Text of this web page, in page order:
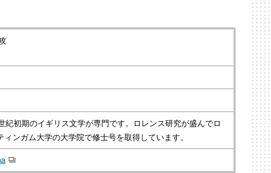
紀初期のイギリス文学が専門です。ロレンス研究が盛んでロ
ンガム大学の大学院で修士号を取得しています。